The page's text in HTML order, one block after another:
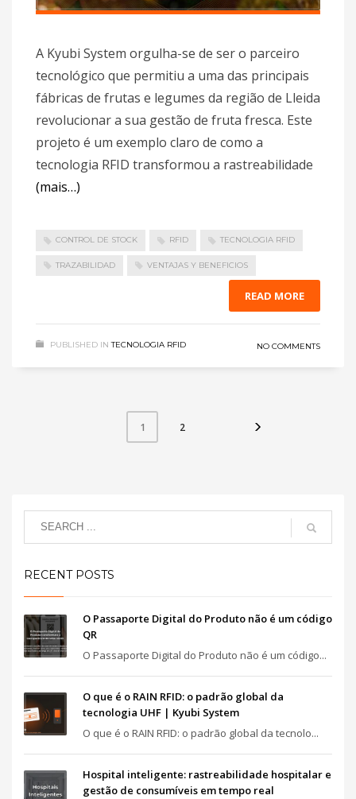
A Kyubi System orgulha-se de ser o parceiro
tecnológico que permitiu a uma das principais
fábricas de frutas e legumes da região de Lleida
revolucionar a sua gestão de fruta fresca. Este
projeto é um exemplo claro de como a
tecnologia RFID transformou a rastreabilidade
(mais…)
CONTROL DE STOCK RFID TECNOLOGIA RFID
TRAZABILIDAD VENTAJAS Y BENEFICIOS
READ MORE
PUBLISHED IN TECNOLOGIA RFID NO COMMENTS
1 2
RECENT POSTS
O Passaporte Digital do Produto não é um código
QR
O Passaporte Digital do Produto não é um código...
O que é o RAIN RFID: o padrão global da
tecnologia UHF | Kyubi System
O que é o RAIN RFID: o padrão global da tecnolo...
Hospital inteligente: rastreabilidade hospitalar e
gestão de consumíveis em tempo real